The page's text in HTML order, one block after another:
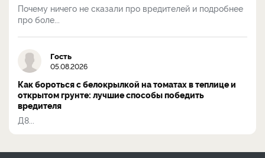
Почему ничего не сказали про вредителей и подробнее
про боле...
Гость
05.08.2026
Как бороться с белокрылкой на томатах в теплице и
открытом грунте: лучшие способы победить
вредителя
Д8...